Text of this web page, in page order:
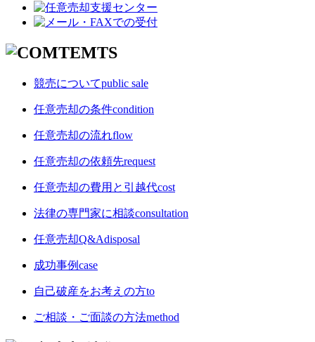
競売についてpublic sale
任意売却の条件condition
任意売却の流れflow
任意売却の依頼先request
任意売却の費用と引越代cost
法律の専門家に相談consultation
任意売却Q&Adisposal
成功事例case
自己破産をお考えの方to
ご相談・ご面談の方法method